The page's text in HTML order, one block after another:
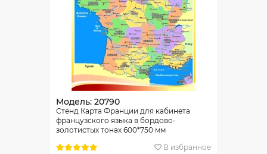
Модель: 20790
Стенд Карта Франции для кабинета
французского языка в бордово-
золотистых тонах 600*750 мм
В избранное